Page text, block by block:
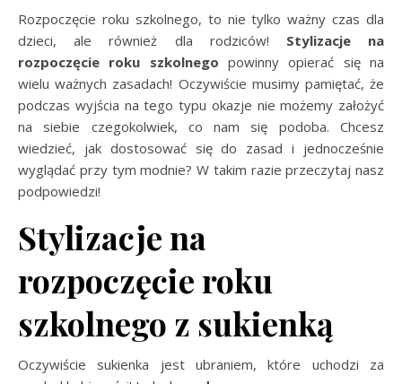
Rozpoczęcie roku szkolnego, to nie tylko ważny czas dla
dzieci, ale również dla rodziców! Stylizacje na
rozpoczęcie roku szkolnego powinny opierać się na
wielu ważnych zasadach! Oczywiście musimy pamiętać, że
podczas wyjścia na tego typu okazje nie możemy założyć
na siebie czegokolwiek, co nam się podoba. Chcesz
wiedzieć, jak dostosować się do zasad i jednocześnie
wyglądać przy tym modnie? W takim razie przeczytaj nasz
podpowiedzi!
Stylizacje na
rozpoczęcie roku
szkolnego z sukienką
Oczywiście sukienka jest ubraniem, które uchodzi za